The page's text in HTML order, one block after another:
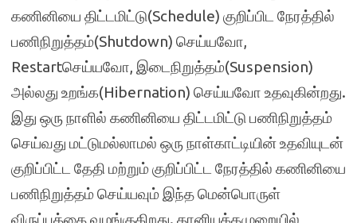
கணினியை திட்டமிட்டு(Schedule) குறிப்பிட நேரத்தில்
பணிநிறுத்தம்(Shutdown) செய்யவோ,
Restartசெய்யவோ, இடைநிறுத்தம்(Suspension)
அல்லது உறங்க(Hibernation) செய்யவோ உதவுகின்றது.
இது ஒரு நாளில் கணினியை திட்டமிட்டு பணிநிறுத்தம்
செய்வது மட்டுமல்லாமல் ஒரு நாள்காட்டியின் உதவியுடன்
குறிப்பிட்ட தேதி மற்றும் குறிப்பிட்ட நேரத்தில் கணினியை
பணிநிறுத்தம் செய்யவும் இந்த மென்பொருள்
விருப்பத்தை வழங்குகிறது. தானியக்கமுறையில்